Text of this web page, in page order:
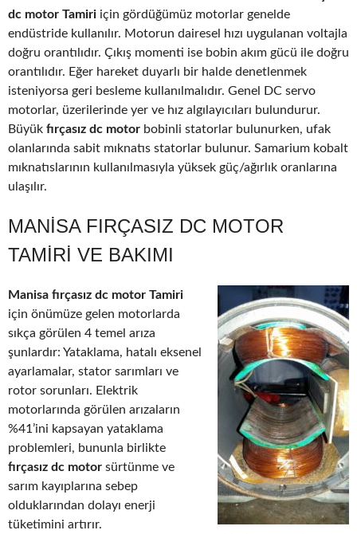
dc motor Tamiri için gördüğümüz motorlar genelde
endüstride kullanılır. Motorun dairesel hızı uygulanan voltajla
doğru orantılıdır. Çıkış momenti ise bobin akım gücü ile doğru
orantılıdır. Eğer hareket duyarlı bir halde denetlenmek
isteniyorsa geri besleme kullanılmalıdır. Genel DC servo
motorlar, üzerilerinde yer ve hız algılayıcıları bulundurur.
Büyük fırçasız dc motor bobinli statorlar bulunurken, ufak
olanlarında sabit mıknatıs statorlar bulunur. Samarium kobalt
mıknatıslarının kullanılmasıyla yüksek güç/ağırlık oranlarına
ulaşılır.
MANISA FIRÇASIZ DC MOTOR
TAMIRI VE BAKIMI
Manisa fırçasız dc motor Tamiri
için önümüze gelen motorlarda
sıkça görülen 4 temel arıza
şunlardır: Yataklama, hatalı eksenel
ayarlamalar, stator sarımları ve
rotor sorunları. Elektrik
motorlarında görülen arızaların
%41’ini kapsayan yataklama
problemleri, bununla birlikte
fırçasız dc motor sürtünme ve
sarım kayıplarına sebep
olduklarından dolayı enerji
tüketimini artırır.